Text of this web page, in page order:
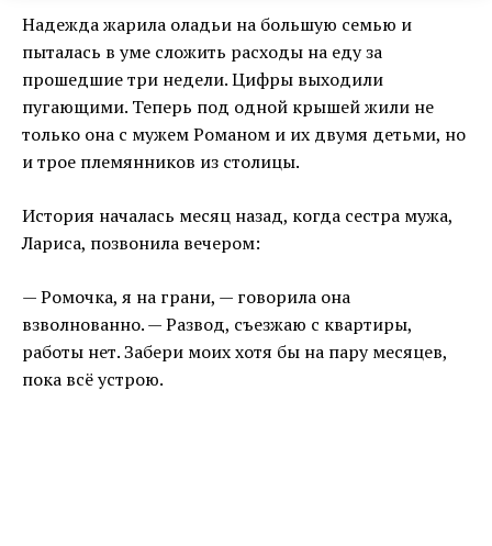
Надежда жарила оладьи на большую семью и
пыталась в уме сложить расходы на еду за
прошедшие три недели. Цифры выходили
пугающими. Теперь под одной крышей жили не
только она с мужем Романом и их двумя детьми, но
и трое племянников из столицы.
История началась месяц назад, когда сестра мужа,
Лариса, позвонила вечером:
— Ромочка, я на грани, — говорила она
взволнованно. — Развод, съезжаю с квартиры,
работы нет. Забери моих хотя бы на пару месяцев,
пока всё устрою.